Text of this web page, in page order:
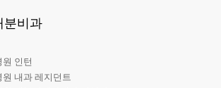
분비과
인턴
내과 레지던트